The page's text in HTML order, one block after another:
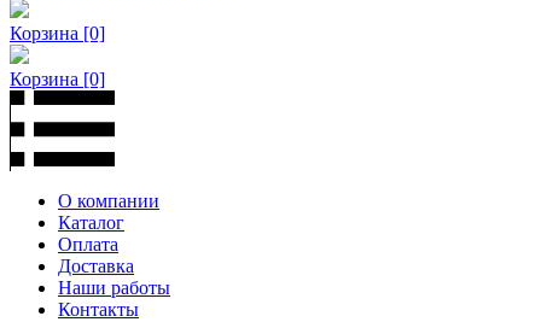
Корзина [0]
Корзина [0]
О компании
Каталог
Оплата
Доставка
Наши работы
Контакты